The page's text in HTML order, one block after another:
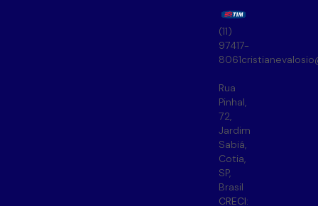
(11)
97417-
8061
Rua
Pinhal,
72,
Jardim
Sabiá,
Cotia,
SP,
Brasil
CRECI: